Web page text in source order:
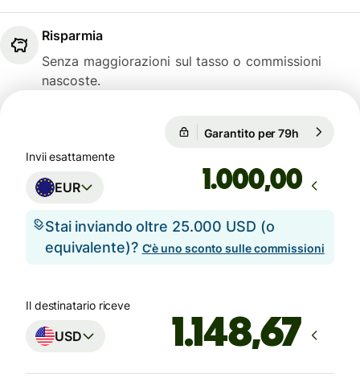
Risparmia
Senza maggiorazioni sul tasso o commissioni
nascoste.
Garantito per 79h
Invii esattamente
EUR ,00
Stai inviando oltre 25.000 USD (o
equivalente)? C'è uno sconto sulle commissioni
Il destinatario riceve
USD